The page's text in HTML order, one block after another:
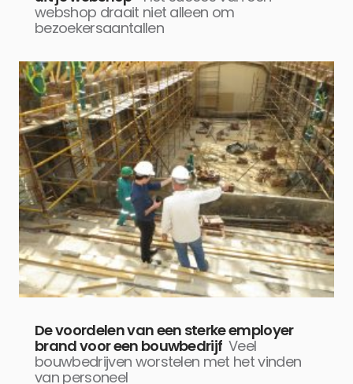
webshop draait niet alleen om
bezoekersaantallen
De voordelen van een sterke employer
brand voor een bouwbedrijf Veel
bouwbedrijven worstelen met het vinden
van personeel